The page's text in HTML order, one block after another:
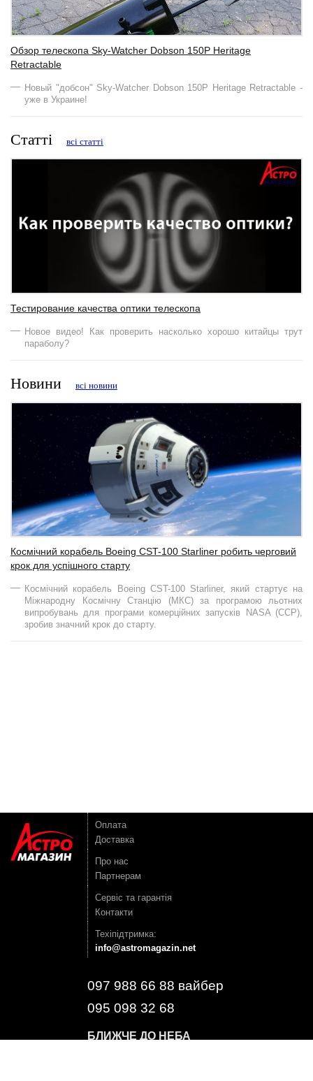
Обзор телескопа Sky-Watcher Dobson 150Р Heritage
Retractable
Новый "добсон" Sky-Watcher Dobson 150Р Heritage Retractable -
уже в Украине!
Статті всі статті
Тестирование качества оптики телескопа
Новое видео! Как проверить насколько хорошо китайцы трут
параболу?
Новини всі новини
Космічний корабель Boeing CST-100 Starliner робить черговий
крок для успішного старту
Космічний корабель Boeing CST-100 Starliner, який стартує на
Міжнародну Космічну Станцію (МКС) за програмою льотних
випробувань для програми комерційних запусків NASA (CCP),
зробив значний крок до старту.
Оплата
Доставка
Про нас
Партнерам
Сервіс та гарантія
Контакти
Техіпідтримка:
info@astromagazin.net
097 988 66 88 вайбер
095 098 32 68
БЛИЖЧЕ ДО НЕБА